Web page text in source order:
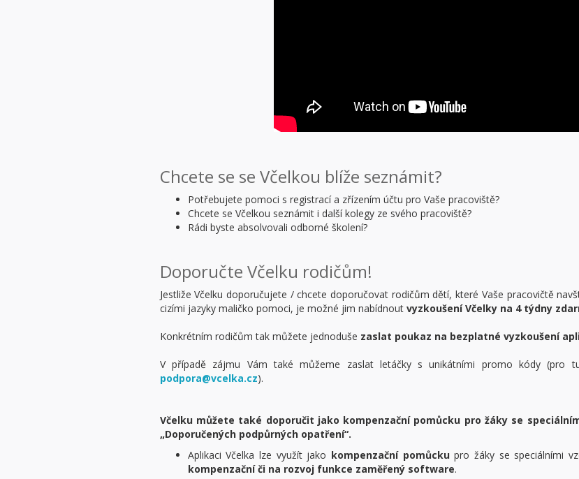
Chcete se se Včelkou blíže seznámit?
Potřebujete pomoci s registrací a zřízením účtu pro Vaše pracoviště?
Chcete se Včelkou seznámit i další kolegy ze svého pracoviště?
Rádi byste absolvovali odborné školení?
Doporučte Včelku rodičům!
Jestliže Včelku doporučujete / chcete doporučovat rodičům dětí, které Vaše pracovičtě
cizími jazyky maličko pomoci, je možné jim nabídnout vyzkoušení Včelky na 4 týdny
Konkrétním rodičům tak můžete jednoduše zaslat poukaz na bezplatné vyzkoušení
V případě zájmu Vám také můžeme zaslat letáčky s unikátními promo kódy (pro
podpora@vcelka.cz).
Včelku můžete také doporučit jako kompenzační pomůcku pro žáky se
„Doporučených podpůrných opatření“.
Aplikaci Včelka lze využít jako kompenzační pomůckupro žáky se speciálními
kompenzační či na rozvoj funkce zaměřený software.